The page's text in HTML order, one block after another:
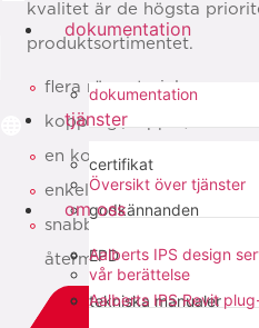
dokumentation
dokumentation
certifikat
godkännanden
EPD
tekniska manualer
tjänster
Översikt över tjänster
Aalberts IPS design
Aalberts IPS Revit
om oss
vår berättelse
kvalitet är de högsta
produktsortimentet.
flera rörmaterial som
koppling(koppar, rostfritt
en koppling för vatten-
enkel installation med
snabbanslutningsteknik
återmontering
ladda